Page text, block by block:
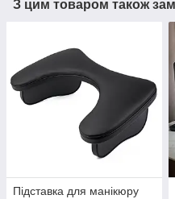
З цим товаром також
Підставка для манікюру